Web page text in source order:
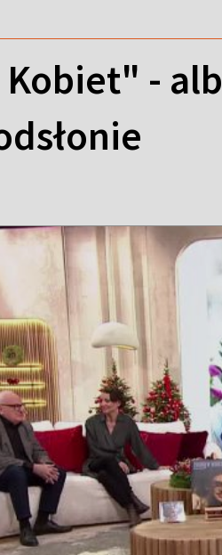
Kobiet" -